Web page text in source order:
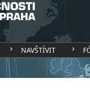
NAVŠTÍVIT